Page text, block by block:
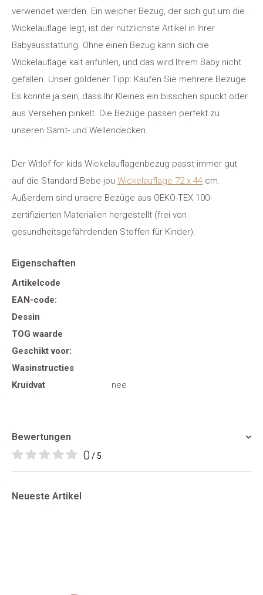
verwendet werden. Ein weicher Bezug, der sich gut um die
Wickelauflage legt, ist der nützlichste Artikel in Ihrer
Babyausstattung. Ohne einen Bezug kann sich die
Wickelauflage kalt anfühlen, und das wird Ihrem Baby nicht
gefallen. Unser goldener Tipp: Kaufen Sie mehrere Bezüge.
Es könnte ja sein, dass Ihr Kleines ein bisschen spuckt oder
aus Versehen pinkelt. Die Bezüge passen perfekt zu
unseren Samt- und Wellendecken.
Der Witlof for kids Wickelauflagenbezug passt immer gut
auf die Standard Bebe-jou Wickelauflage 72 x 44 cm.
Außerdem sind unsere Bezüge aus OEKO-TEX 100-
zertifizierten Materialien hergestellt (frei von
gesundheitsgefährdenden Stoffen für Kinder).
Eigenschaften
Artikelcode
EAN-code:
Dessin
TOG waarde
Geschikt voor:
Wasinstructies
Kruidvat
nee
Bewertungen
0 / 5
Neueste Artikel